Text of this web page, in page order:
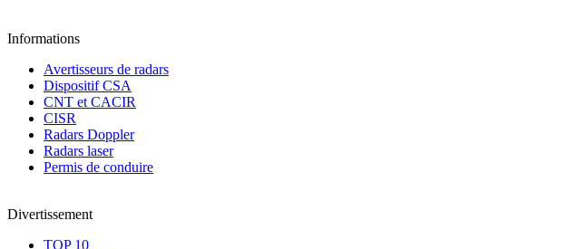
Informations
Avertisseurs de radars
Dispositif CSA
CNT et CACIR
CISR
Radars Doppler
Radars laser
Permis de conduire
Divertissement
TOP 10